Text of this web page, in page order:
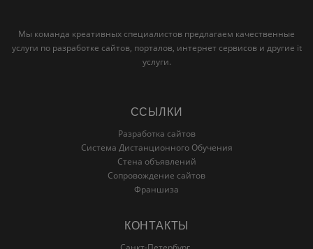
Мы команда креативных специалистов предлагаем качественные
услуги по разработке сайтов, порталов, интернет сервисов и другие it
услуги.
ССЫЛКИ
Разработка сайтов
Система Дистанционного Обучения
Стена объявлений
Сопровождение сайтов
Франшиза
КОНТАКТЫ